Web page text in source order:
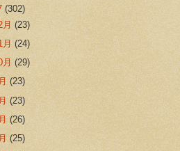
(302)
月(23)
月(24)
月(29)
(23)
(23)
(26)
(25)